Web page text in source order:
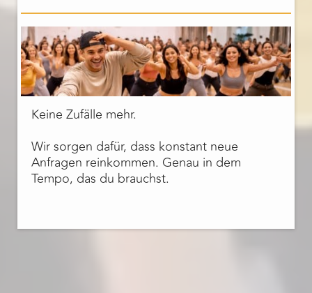
Keine Zufälle mehr.
Wir sorgen dafür, dass konstant neue
Anfragen reinkommen. Genau in dem
Tempo, das du brauchst.